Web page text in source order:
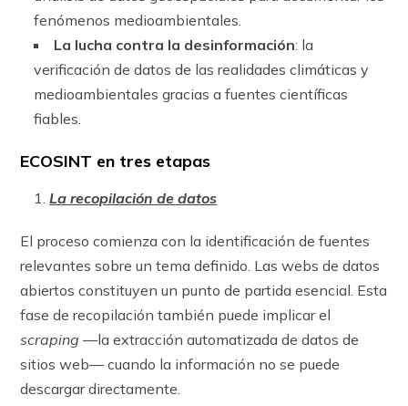
fenómenos medioambientales.
La lucha contra la desinformación: la
verificación de datos de las realidades climáticas y
medioambientales gracias a fuentes científicas
fiables.
ECOSINT en tres etapas
La recopilación de datos
El proceso comienza con la identificación de fuentes
relevantes sobre un tema definido. Las webs de datos
abiertos constituyen un punto de partida esencial. Esta
fase de recopilación también puede implicar el
scraping —la extracción automatizada de datos de
sitios web— cuando la información no se puede
descargar directamente.